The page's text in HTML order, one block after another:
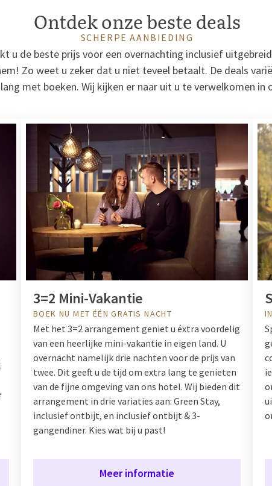
Ontdek onze beste deals
SCHERPE AANBIEDING
u de beste prijs voor een overnachting inclusief
Zo weet u zeker dat u niet teveel betaalt. De deals
met boeken. Wij kijken er naar uit u te verwelkomen in
3=2 Mini-Vakantie
BOEK NU MET ÉÉN GRATIS NACHT
Met het 3=2 arrangement geniet u éxtra voordelig
van een heerlijke mini-vakantie in eigen land. U
overnacht namelijk drie nachten voor de prijs van
twee. Dit geeft u de tijd om extra lang te genieten
van de fijne omgeving van ons hotel. Wij bieden dit
arrangement in drie variaties aan: Green Stay,
inclusief ontbijt, en inclusief ontbijt & 3-
gangendiner. Kies wat bij u past!
Meer informatie